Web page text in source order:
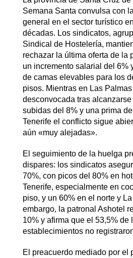
Semana Santa convulsa con
general en el sector turístico
décadas. Los sindicatos,
Sindical de Hostelería,
rechazar la última oferta de la
un incremento salarial del 6%
de camas elevables para los
pisos. Mientras en Las
desconvocada tras
subidas del 8% y una prima
Tenerife el conflicto sigue
aún «muy alejadas».
El seguimiento de la huelga
dispares: los sindicatos
70%, con picos del 80% en
Tenerife, especialmente en
piso, y un 60% en el norte y
embargo, la patronal Ashotel
10% y afirma que el 53,5% de
establecimientos no
El preacuerdo mediado por el